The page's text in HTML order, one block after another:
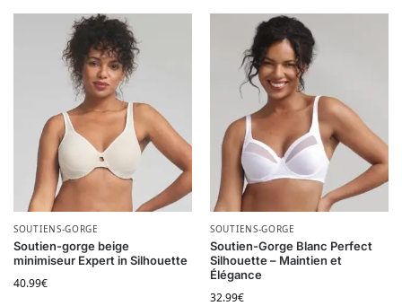
SOUTIENS-GORGE
Soutien-gorge beige
minimiseur Expert in Silhouette
40.99€
Ce produit a plusieurs variations. Les options peuvent être
SOUTIENS-GORGE
Soutien-Gorge Blanc Perfect
Silhouette – Maintien et
Élégance
32.99€
Ce produit a plusieurs